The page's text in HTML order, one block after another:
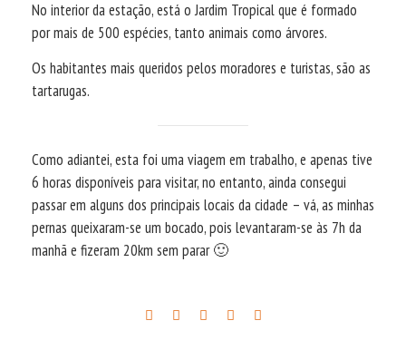
No interior da estação, está o Jardim Tropical que é formado
por mais de 500 espécies, tanto animais como árvores.
Os habitantes mais queridos pelos moradores e turistas, são as
tartarugas.
Como adiantei, esta foi uma viagem em trabalho, e apenas tive
6 horas disponíveis para visitar, no entanto, ainda consegui
passar em alguns dos principais locais da cidade – vá, as minhas
pernas queixaram-se um bocado, pois levantaram-se às 7h da
manhã e fizeram 20km sem parar 🙂